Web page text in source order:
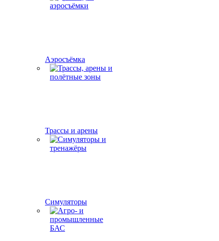
Аэросъёмка
Трассы и арены
Симуляторы